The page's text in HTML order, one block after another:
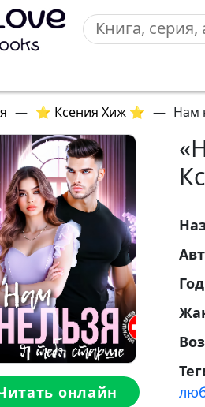
— ⭐ Ксения Хиж ⭐ — Нам
онлайн